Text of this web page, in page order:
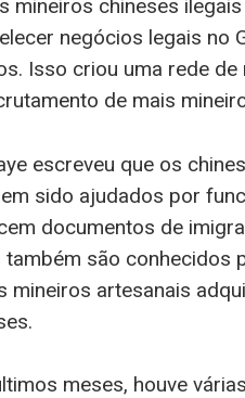
mineiros chineses
negócios legais no
Isso criou uma rede
de mais
escreveu que os
sido ajudados por
documentos de
também são conhecidos
mineiros artesanais
meses, houve